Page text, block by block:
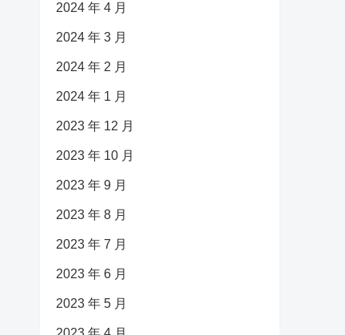
2024 年 4 月
2024 年 3 月
2024 年 2 月
2024 年 1 月
2023 年 12 月
2023 年 10 月
2023 年 9 月
2023 年 8 月
2023 年 7 月
2023 年 6 月
2023 年 5 月